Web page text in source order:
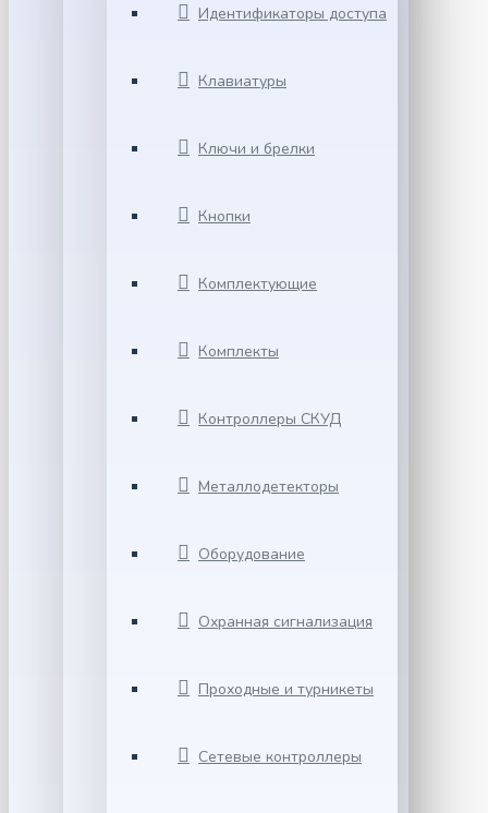
Идентификаторы доступа
Клавиатуры
Ключи и брелки
Кнопки
Комплектующие
Комплекты
Контроллеры СКУД
Металлодетекторы
Оборудование
Охранная сигнализация
Проходные и турникеты
Сетевые контроллеры